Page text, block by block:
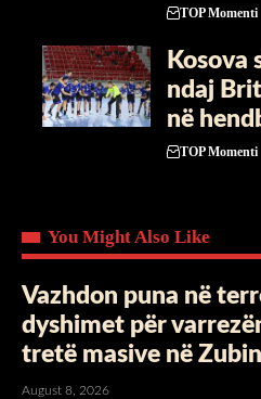
TOP Momenti
Kosova
ndaj
në
TOP Momenti
You Might Also Like
Vazhdon puna në
dyshimet për
tretë masive në
August 8, 2026